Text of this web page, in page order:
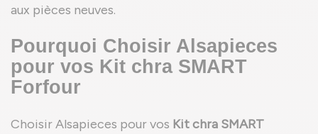
aux pièces neuves.
Pourquoi Choisir Alsapieces
pour vos Kit chra SMART
Forfour
Choisir Alsapieces pour vos Kit chra SMART